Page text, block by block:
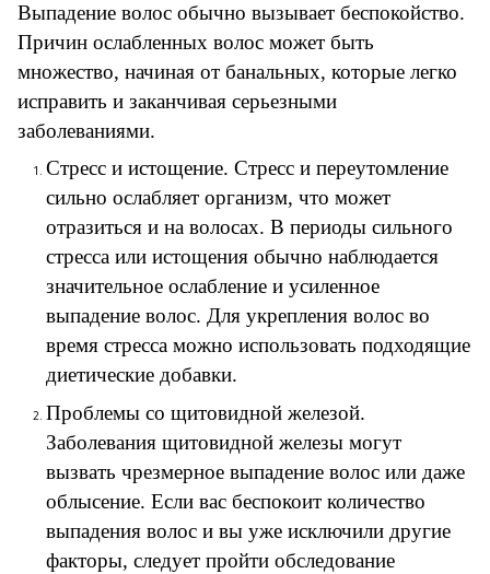
Выпадение волос обычно вызывает беспокойство.
Причин ослабленных волос может быть
множество, начиная от банальных, которые легко
исправить и заканчивая серьезными
заболеваниями.
Стресс и истощение. Стресс и переутомление
сильно ослабляет организм, что может
отразиться и на волосах. В периоды сильного
стресса или истощения обычно наблюдается
значительное ослабление и усиленное
выпадение волос. Для укрепления волос во
время стресса можно использовать подходящие
диетические добавки.
Проблемы со щитовидной железой.
Заболевания щитовидной железы могут
вызвать чрезмерное выпадение волос или даже
облысение. Если вас беспокоит количество
выпадения волос и вы уже исключили другие
факторы, следует пройти обследование